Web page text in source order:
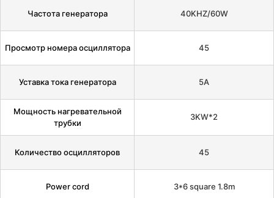
Частота генератора 40KHZ/60W
Просмотр номера осциллятора 45
Уставка тока генератора 5A
Мощность нагревательной
трубки
3KW*2
Количество осцилляторов 45
Power cord 3*6 square 1.8m